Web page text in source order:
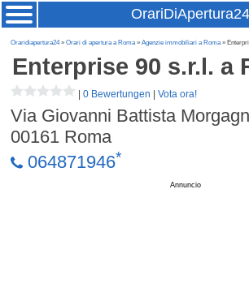
OrariDiApertura24
Oraridiapertura24»Orari di apertura a Roma»Agenzie immobiliari a Roma»
Enterprise 90 s.r.l. a
|0 Bewertungen |Vota ora!
Via Giovanni Battista
00161 Roma
064871946*
Annuncio